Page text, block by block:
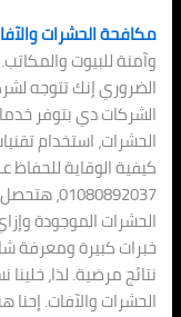
مكافحة الحشرات
وآمنة للبيوت
الضروري إنك تتوجه
الشركات دي بتوفر
الحشرات، استخدام
كيفية الوقاية للحفاظ
الحشرات الموجودة
خبرات كبيرة ومعرفة
نتائج مرضية. لذا،
الحشرات والآفات.